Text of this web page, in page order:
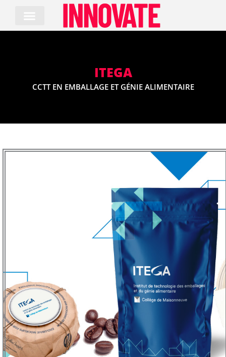
content
ITEGA
CCTT EN EMBALLAGE ET GÉNIE ALIMENTAIRE